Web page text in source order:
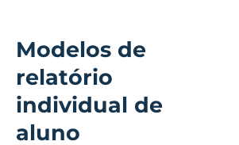
Modelos de
relatório
individual de
aluno